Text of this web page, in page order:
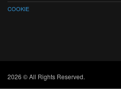
COOKIE
2026 © All Rights Reserved.